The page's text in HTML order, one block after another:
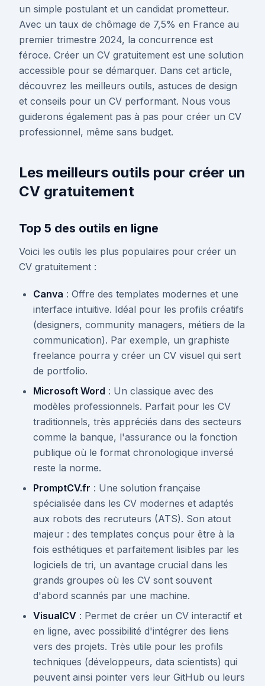
un simple postulant et un candidat prometteur.
Avec un taux de chômage de 7,5% en France au
premier trimestre 2024, la concurrence est
féroce. Créer un CV gratuitement est une solution
accessible pour se démarquer. Dans cet article,
découvrez les meilleurs outils, astuces de design
et conseils pour un CV performant. Nous vous
guiderons également pas à pas pour créer un CV
professionnel, même sans budget.
Les meilleurs outils pour créer un
CV gratuitement
Top 5 des outils en ligne
Voici les outils les plus populaires pour créer un
CV gratuitement :
Canva : Offre des templates modernes et une
interface intuitive. Idéal pour les profils créatifs
(designers, community managers, métiers de la
communication). Par exemple, un graphiste
freelance pourra y créer un CV visuel qui sert
de portfolio.
Microsoft Word : Un classique avec des
modèles professionnels. Parfait pour les CV
traditionnels, très appréciés dans des secteurs
comme la banque, l'assurance ou la fonction
publique où le format chronologique inversé
reste la norme.
PromptCV.fr : Une solution française
spécialisée dans les CV modernes et adaptés
aux robots des recruteurs (ATS). Son atout
majeur : des templates conçus pour être à la
fois esthétiques et parfaitement lisibles par les
logiciels de tri, un avantage crucial dans les
grands groupes où les CV sont souvent
d'abord scannés par une machine.
VisualCV : Permet de créer un CV interactif et
en ligne, avec possibilité d'intégrer des liens
vers des projets. Très utile pour les profils
techniques (développeurs, data scientists) qui
peuvent ainsi pointer vers leur GitHub ou leurs